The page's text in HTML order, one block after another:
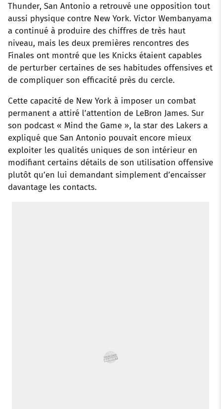
Thunder, San Antonio a retrouvé une opposition tout
aussi physique contre New York. Victor Wembanyama
a continué à produire des chiffres de très haut
niveau, mais les deux premières rencontres des
Finales ont montré que les Knicks étaient capables
de perturber certaines de ses habitudes offensives et
de compliquer son efficacité près du cercle.
Cette capacité de New York à imposer un combat
permanent a attiré l’attention de LeBron James. Sur
son podcast « Mind the Game », la star des Lakers a
expliqué que San Antonio pouvait encore mieux
exploiter les qualités uniques de son intérieur en
modifiant certains détails de son utilisation offensive
plutôt qu’en lui demandant simplement d’encaisser
davantage les contacts.